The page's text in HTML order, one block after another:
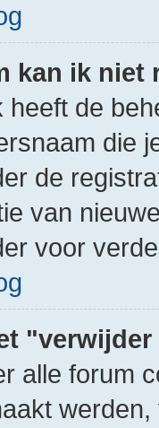
kan ik niet
heeft de
die
de
van
voor
alle forum